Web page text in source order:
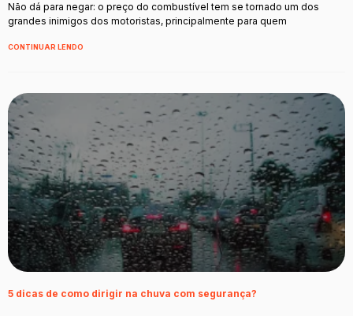
Não dá para negar: o preço do combustível tem se tornado um dos
grandes inimigos dos motoristas, principalmente para quem
CONTINUAR LENDO
5 dicas de como dirigir na chuva com segurança?